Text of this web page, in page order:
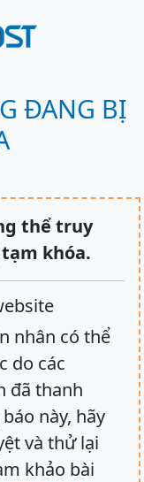
ĐANG BỊ
thể truy
khóa.
nhân có thể
do các
đã thanh
này, hãy
và thử lại
khảo bài